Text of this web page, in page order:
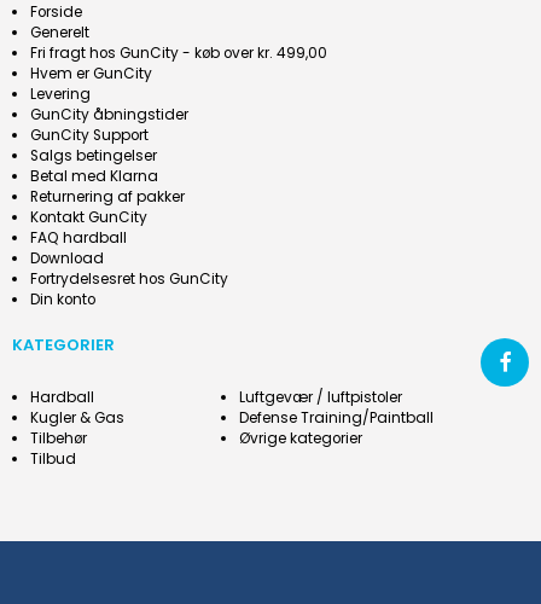
Forside
Generelt
Fri fragt hos GunCity - køb over kr. 499,00
Hvem er GunCity
Levering
GunCity åbningstider
GunCity Support
Salgs betingelser
Betal med Klarna
Returnering af pakker
Kontakt GunCity
FAQ hardball
Download
Fortrydelsesret hos GunCity
Din konto
KATEGORIER
Hardball
Kugler & Gas
Tilbehør
Tilbud
Luftgevær / luftpistoler
Defense Training/Paintball
Øvrige kategorier